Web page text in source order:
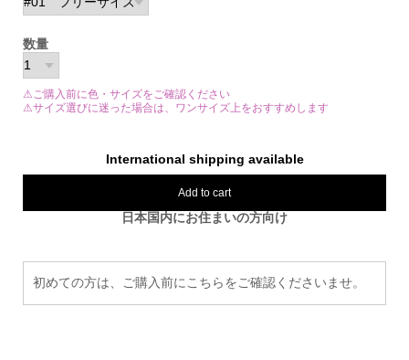
数量
⚠ご購入前に色・サイズをご確認ください
⚠サイズ選びに迷った場合は、ワンサイズ上をおすすめします
International shipping available
Add to cart
日本国内にお住まいの方向け
初めての方は、ご購入前にこちらをご確認くださいませ。